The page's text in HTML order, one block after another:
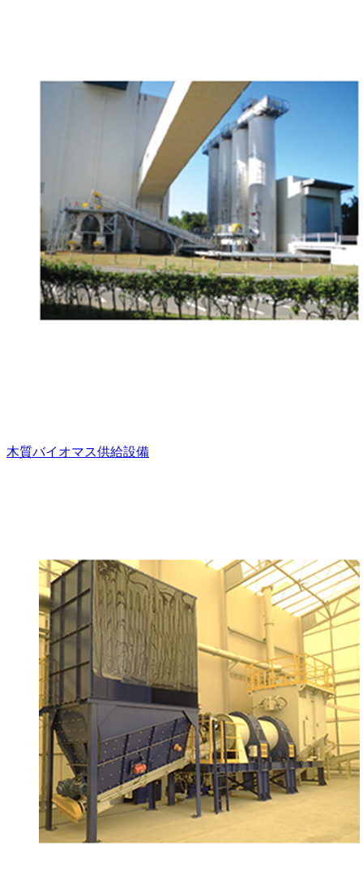
木質バイオマス供給設備